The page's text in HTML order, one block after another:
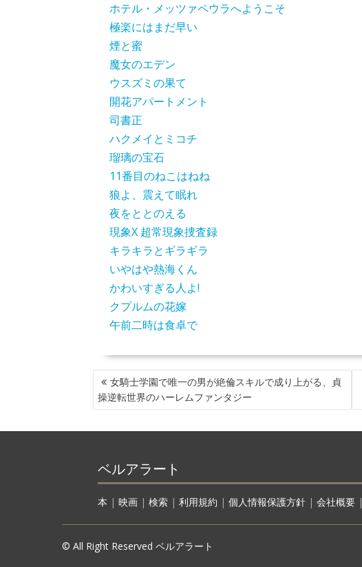
ホテル・メッツァペウラへようこそ
極楽にはまだ早い
煙と蜜
魔女のエデン
ウスズミの果て
開花アパートメント
司書正
ハクメイとミコチ
瑠璃の宝石
11番目のねこはねね
狼よ、震えて眠れ
夜をととのえる
現象X 超常現象捜査録
キラキラとギラギラ
いやはや熱海くん
かわいすぎる人よ!
クプルムの花嫁
午前二時は食卓で
投
稿
ナ
ゲ
シ
ョ
ン
女騎士学園で唯一の男が絶倫スキルで成り上がる、貞
操逆転世界のハーレムファンタジー
ベルアラート
本 | 映画| 検索| 利用規約 | 個人情報保護方針| 会社概要|
© All Right Reserved ベルアラート